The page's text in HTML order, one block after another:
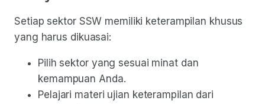
Setiap sektor SSW memiliki keterampilan khusus
yang harus dikuasai:
Pilih sektor yang sesuai minat dan
kemampuan Anda.
Pelajari materi ujian keterampilan dari